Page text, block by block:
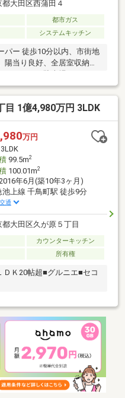
都大田区西蒲田４
都市ガス
システムキッチン
パー 徒歩10分以内、市街地
当り良好、全居室収納、
ルコニー、温水洗浄便座、
、全居室フローリング、３
以内、平坦地、床暖房、納
目 1億4,980万円 3LDK
万円
3LDK
99.5m2
100.01m2
2016年6月(築10年3ヶ月)
池上線 千鳥町駅 徒歩9分
通
都大田区久が原５丁目
カウンターキッチン
所有権
Ｋ20帖超■グルニエ■セコ